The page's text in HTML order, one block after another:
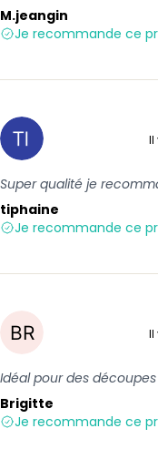
M.jeangin
Je recommande ce
Il
Super qualité je
tiphaine
Je recommande ce
Il
Idéal pour des
Brigitte
Je recommande ce